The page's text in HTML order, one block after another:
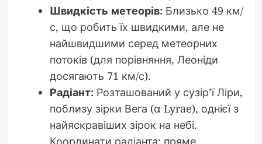
Швидкість метеорів:Близько 49 км/
с, що робить їх швидкими, але не
найшвидшими серед метеорних
потоків (для порівняння, Леоніди
досягають 71 км/с).
Радіант:Розташований у сузір’ї Ліри,
поблизу зірки Вега (α Lyrae), однієї з
найяскравіших зірок на небі.
Координати радіанта: пряме